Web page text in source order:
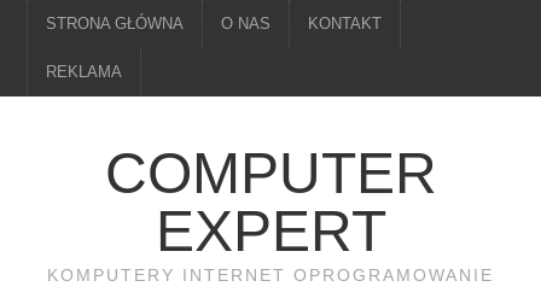
STRONA GŁÓWNA O NAS KONTAKT
REKLAMA
COMPUTER
EXPERT
KOMPUTERY INTERNET OPROGRAMOWANIE